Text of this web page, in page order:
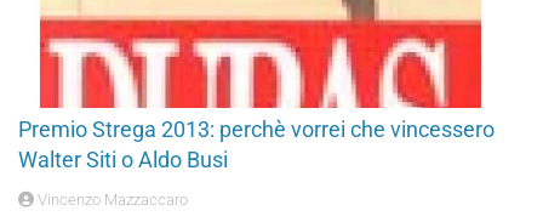
Premio Strega 2013: perchè vorrei che vincessero
Walter Siti o Aldo Busi
Vincenzo Mazzaccaro